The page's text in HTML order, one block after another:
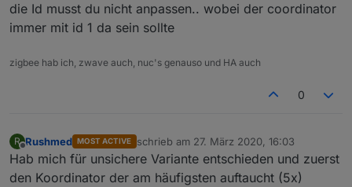
die Id musst du nicht anpassen.. wobei der coordinator
immer mit id 1 da sein sollte
zigbee hab ich, zwave auch, nuc's genauso und HA auch
0
R
Offline
Rushmed MOST ACTIVE schrieb am 27. März 2020, 16:03
zuletzt editiert von
Hab mich für unsichere Variante entschieden und zuerst
den Koordinator der am häufigsten auftaucht (5x)